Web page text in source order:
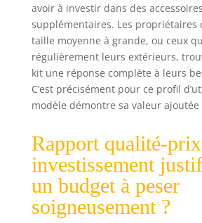
avoir à investir dans des accessoires
supplémentaires. Les propriétaires
taille moyenne à grande, ou ceux
régulièrement leurs extérieurs,
kit une réponse complète à leurs
C’est précisément pour ce profil
modèle démontre sa valeur ajoutée
Rapport qualité-
investissement
un budget à peser
soigneusement ?